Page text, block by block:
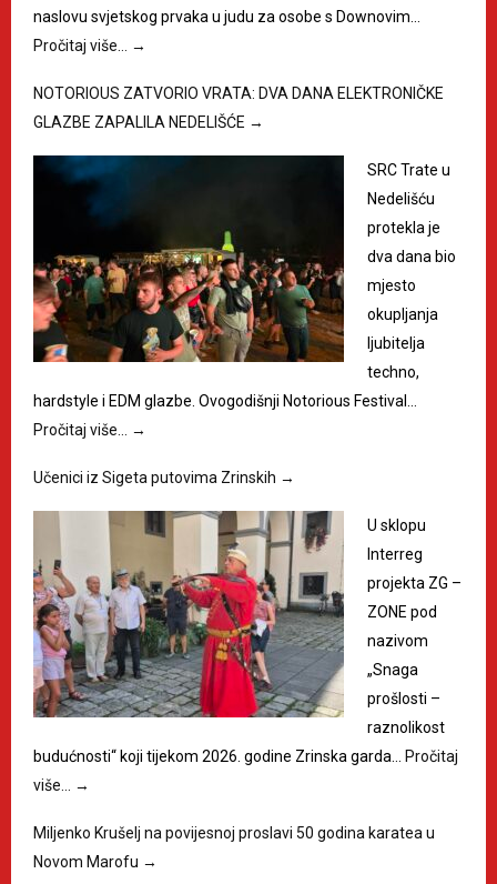
naslovu svjetskog prvaka u judu za osobe s Downovim…
Pročitaj više…
→
NOTORIOUS ZATVORIO VRATA: DVA DANA ELEKTRONIČKE
GLAZBE ZAPALILA NEDELIŠĆE →
SRC Trate u
Nedelišću
protekla je
dva dana bio
mjesto
okupljanja
ljubitelja
techno,
hardstyle i EDM glazbe. Ovogodišnji Notorious Festival…
Pročitaj više…
→
Učenici iz Sigeta putovima Zrinskih →
U sklopu
Interreg
projekta ZG –
ZONE pod
nazivom
„Snaga
prošlosti –
raznolikost
budućnosti“ koji tijekom 2026. godine Zrinska garda…
Pročitaj
više…
→
Miljenko Krušelj na povijesnoj proslavi 50 godina karatea u
Novom Marofu →